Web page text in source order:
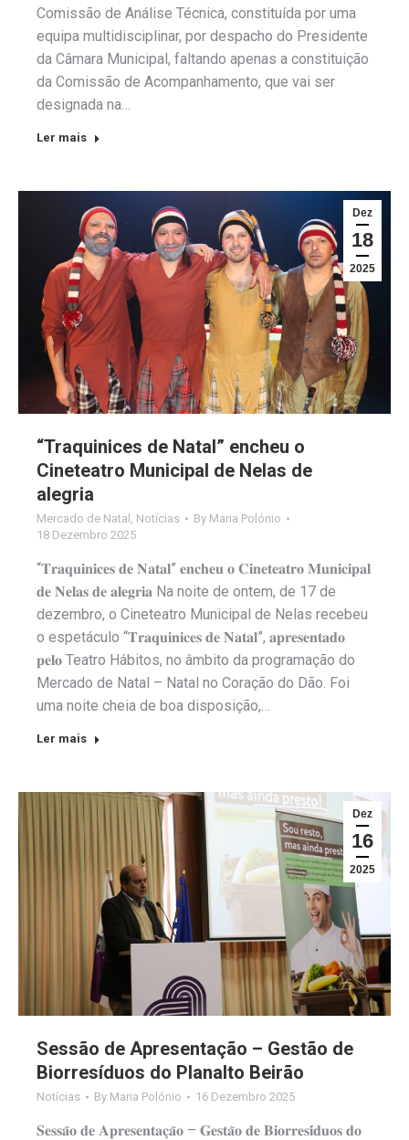
Comissão de Análise Técnica, constituída por uma
equipa multidisciplinar, por despacho do Presidente
da Câmara Municipal, faltando apenas a constituição
da Comissão de Acompanhamento, que vai ser
designada na…
Ler mais
Dez
18
2025
“Traquinices de Natal” encheu o
Cineteatro Municipal de Nelas de
alegria
Mercado de Natal , Notícias By Maria Polónio
18 Dezembro 2025
“𝐓𝐫𝐚𝐪𝐮𝐢𝐧𝐢𝐜𝐞𝐬 𝐝𝐞 𝐍𝐚𝐭𝐚𝐥” 𝐞𝐧𝐜𝐡𝐞𝐮 𝐨 𝐂𝐢𝐧𝐞𝐭𝐞𝐚𝐭𝐫𝐨 𝐌𝐮𝐧𝐢𝐜𝐢𝐩𝐚𝐥
𝐝𝐞 𝐍𝐞𝐥𝐚𝐬 𝐝𝐞 𝐚𝐥𝐞𝐠𝐫𝐢𝐚 Na noite de ontem, de 17 de
dezembro, o Cineteatro Municipal de Nelas recebeu
o espetáculo “𝐓𝐫𝐚𝐪𝐮𝐢𝐧𝐢𝐜𝐞𝐬 𝐝𝐞 𝐍𝐚𝐭𝐚𝐥”, 𝐚𝐩𝐫𝐞𝐬𝐞𝐧𝐭𝐚𝐝𝐨
𝐩𝐞𝐥𝐨 Teatro Hábitos, no âmbito da programação do
Mercado de Natal – Natal no Coração do Dão. Foi
uma noite cheia de boa disposição,…
Ler mais
Dez
16
2025
Sessão de Apresentação – Gestão de
Biorresíduos do Planalto Beirão
Notícias By Maria Polónio 16 Dezembro 2025
𝐒𝐞𝐬𝐬𝐚̃𝐨 𝐝𝐞 𝐀𝐩𝐫𝐞𝐬𝐞𝐧𝐭𝐚𝐜̧𝐚̃𝐨 – 𝐆𝐞𝐬𝐭𝐚̃𝐨 𝐝𝐞 𝐁𝐢𝐨𝐫𝐫𝐞𝐬𝐢́𝐝𝐮𝐨𝐬 𝐝𝐨